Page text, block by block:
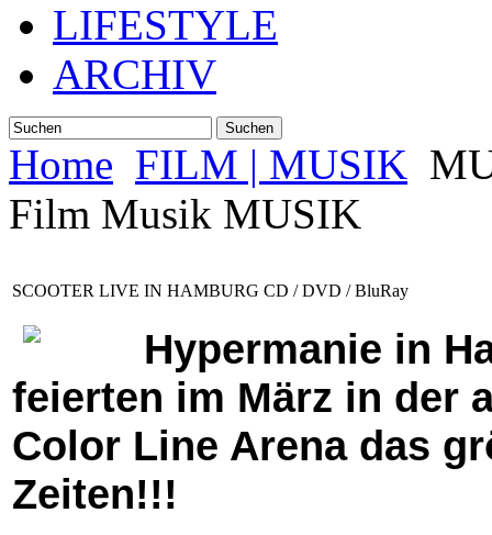
LIFESTYLE
ARCHIV
Suchen
Home FILM | MUSIK
Film Musik MUSIK
SCOOTER LIVE IN HAMBURG CD / DVD / BluRay
Hypermanie in
feierten im März in der
Color Line Arena das
Zeiten!!!